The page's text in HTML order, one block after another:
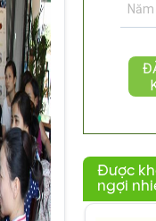
Được
ngợi